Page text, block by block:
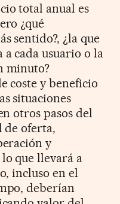
total anual es
¿qué
sentido?, ¿la que
cada usuario o la
minuto?
coste y beneficio
situaciones
otros pasos del
de oferta,
y
que llevará a
incluso en el
deberían